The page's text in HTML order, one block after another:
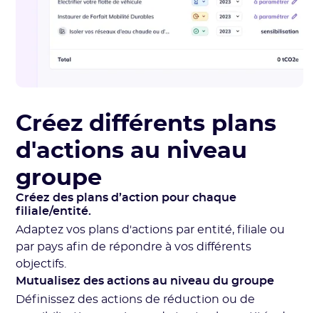
Créez différents plans
d'actions au niveau
groupe
Créez des plans d’action pour chaque
filiale/entité.
Adaptez vos plans d'actions par entité, filiale ou
par pays afin de répondre à vos différents
objectifs.
Mutualisez des actions au niveau du groupe
Définissez des actions de réduction ou de